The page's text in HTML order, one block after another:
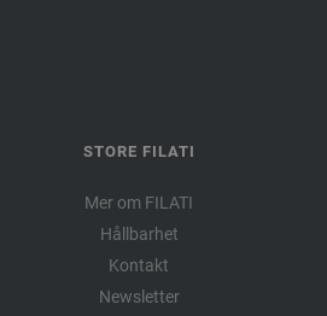
STORE FILATI
Mer om FILATI
Hållbarhet
Kontakt
Newsletter